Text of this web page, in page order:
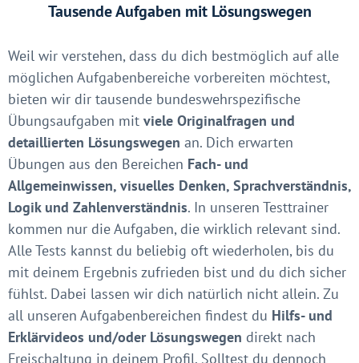
Tausende Aufgaben mit Lösungswegen
Weil wir verstehen, dass du dich bestmöglich auf alle
möglichen Aufgabenbereiche vorbereiten möchtest,
bieten wir dir tausende bundeswehrspezifische
Übungsaufgaben mit viele Originalfragen und
detaillierten Lösungswegen an. Dich erwarten
Übungen aus den Bereichen Fach- und
Allgemeinwissen, visuelles Denken, Sprachverständnis,
Logik und Zahlenverständnis. In unseren Testtrainer
kommen nur die Aufgaben, die wirklich relevant sind.
Alle Tests kannst du beliebig oft wiederholen, bis du
mit deinem Ergebnis zufrieden bist und du dich sicher
fühlst. Dabei lassen wir dich natürlich nicht allein. Zu
all unseren Aufgabenbereichen findest du Hilfs- und
Erklärvideos und/oder Lösungswegen direkt nach
Freischaltung in deinem Profil. Solltest du dennoch